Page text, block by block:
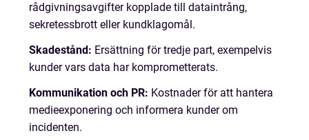
rådgivningsavgifter kopplade till dataintrång,
sekretessbrott eller kundklagomål.
Skadestånd: Ersättning för tredje part, exempelvis
kunder vars data har komprometterats.
Kommunikation och PR: Kostnader för att hantera
medieexponering och informera kunder om
incidenten.